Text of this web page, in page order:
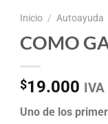
Inicio / Autoayuda
COMO
$19.000
Uno de los